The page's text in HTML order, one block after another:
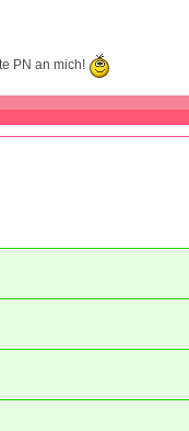
PN an mich!